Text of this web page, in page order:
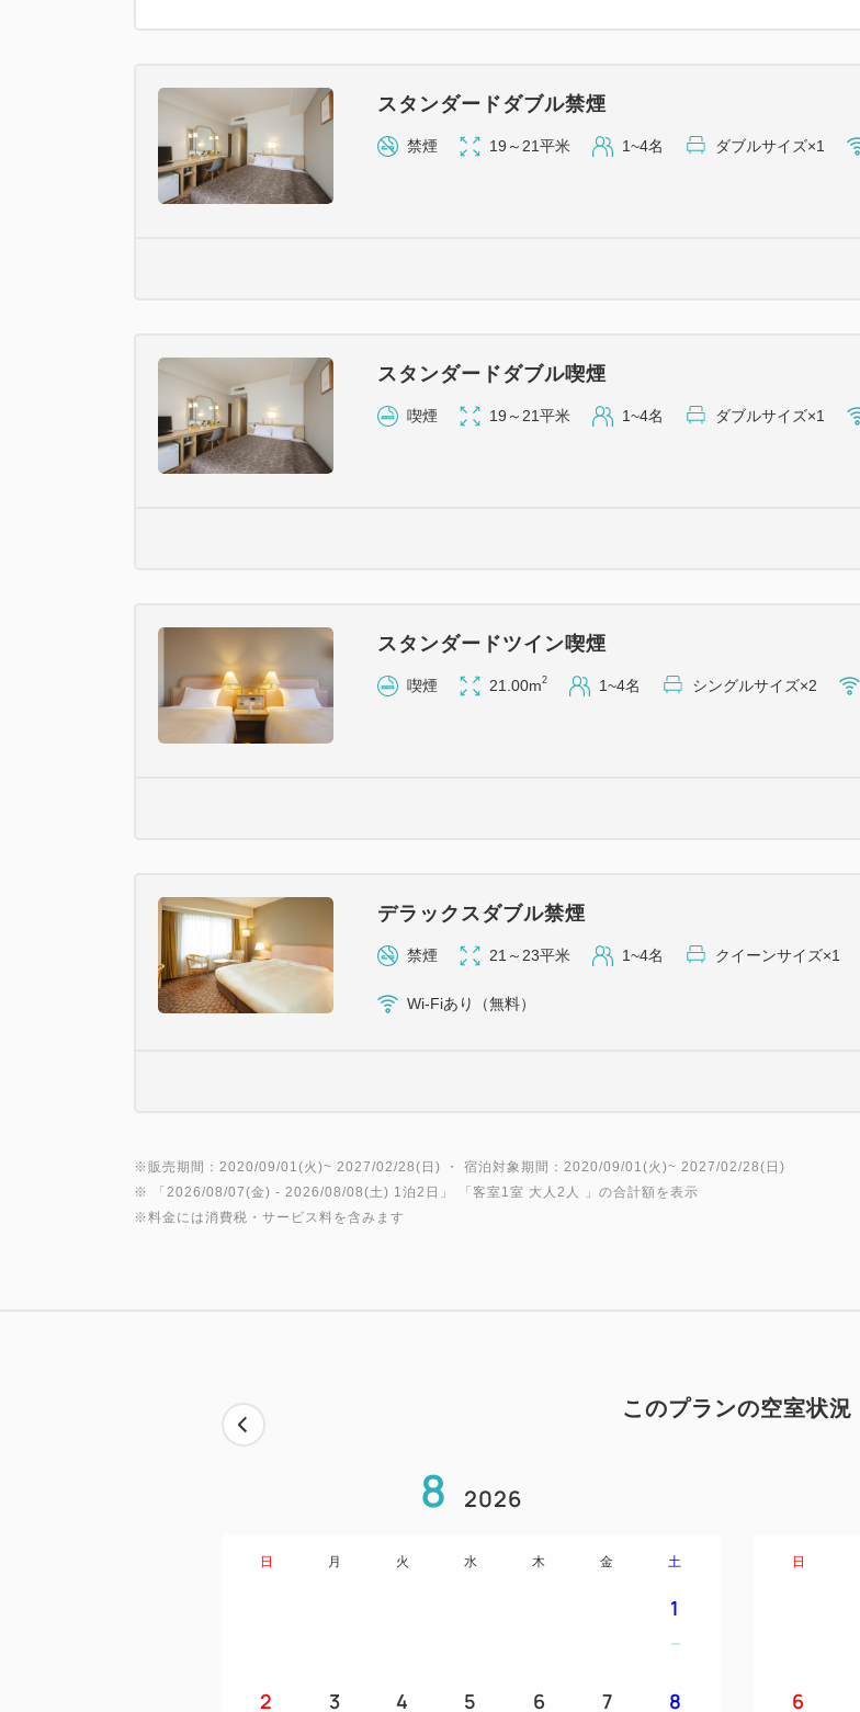
スタンダードダブル禁煙
禁煙 19～21平米 1~4名 ダブルサイズ×1
スタンダードダブル喫煙
喫煙 19～21平米 1~4名 ダブルサイズ×1
スタンダードツイン喫煙
喫煙 21.00m2 1~4名 シングルサイズ×2
デラックスダブル禁煙
禁煙 21～23平米 1~4名 クイーンサイズ×1
Wi-Fiあり（無料）
※販売期間：2020/09/01(火)~ 2027/02/28(日) ・ 宿泊対象期間：2020/09/01(火)~ 2027/02/28(日)
※ 「 2026/08/07(金) - 2026/08/08(土) 1泊2日 」 「 客室1室 大人2人
」の合計額を表示
※料金には消費税・サービス料を含みます
このプランの空室状況
8 2026
日 月 火 水 木 金 土
1
2 3 4 5 6 7 8
日
6